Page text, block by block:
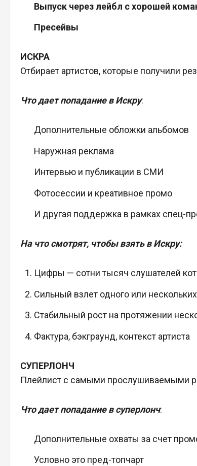
Выпуск через лейбл с хорошей
Пресейвы
ИСКРА
Отбирает артистов, которые получили
Что дает попадание в Искру:
Дополнительные обложки альбомов
Наружная реклама
Интервью и публикации в СМИ
Фотосессии и креативное промо
И другая поддержка в рамках спец-
На что смотрят, чтобы взять в Искру:
Цифры — сотни тысяч слушателей
Сильный взлет одного или
Стабильный рост на протяжении
Фактура, бэкграунд, контекст артиста
СУПЕРЛОНЧ
Плейлист с самыми прослушиваемыми
Что дает попадание в суперлонч:
Дополнительные охваты за счет
Условно это пред-топчарт